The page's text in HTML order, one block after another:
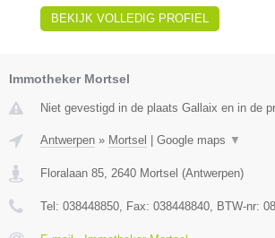
BEKIJK VOLLEDIG PROFIEL
Immotheker Mortsel
Niet gevestigd in de plaats Gallaix en in de
Antwerpen » Mortsel Google maps ▼
Floralaan 85, 2640 Mortsel (Antwerpen)
Tel: 038448850, Fax: 038448840, BTW-nr: